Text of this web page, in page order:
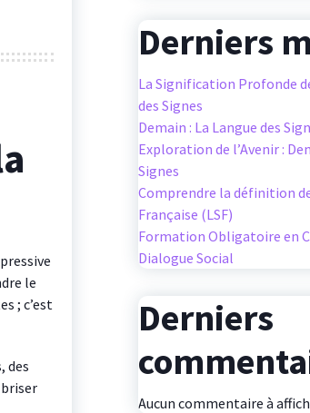
le
; c’est
des
Derniers
La Signification Profonde
des Signes
Demain : La Langue des
Exploration de l’Avenir :
Signes
Comprendre la définition
Française (LSF)
Formation Obligatoire en
Dialogue Social
Derniers
Aucun commentaire à